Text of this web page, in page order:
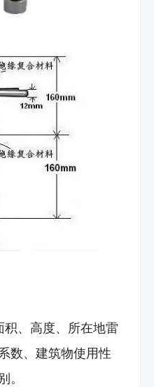
、高度、所在地雷
数、建筑物使用性
。